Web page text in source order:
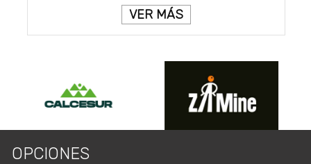
VER MÁS
OPCIONES